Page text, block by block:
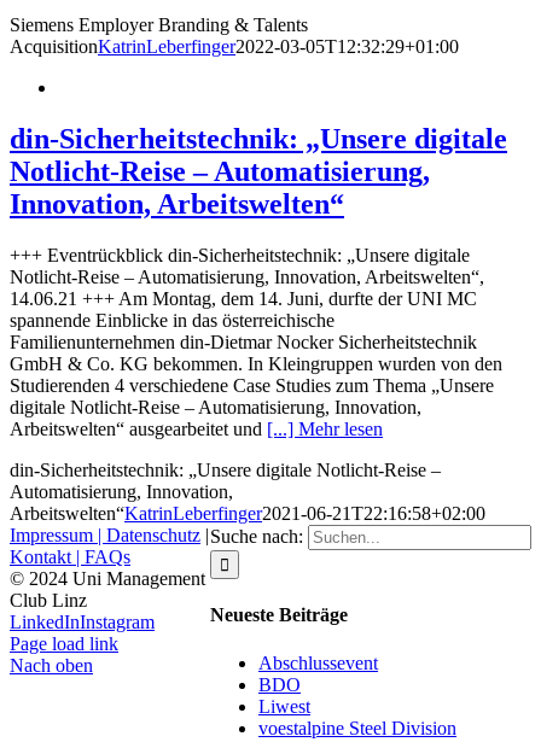
Siemens Employer Branding & Talents
AcquisitionKatrinLeberfinger2022-03-05T12:32:29+01:00
din-Sicherheitstechnik: „Unsere digitale
Notlicht-Reise – Automatisierung,
Innovation, Arbeitswelten“
+++ Eventrückblick din-Sicherheitstechnik: „Unsere digitale
Notlicht-Reise – Automatisierung, Innovation, Arbeitswelten“,
14.06.21 +++ Am Montag, dem 14. Juni, durfte der UNI MC
spannende Einblicke in das österreichische
Familienunternehmen din-Dietmar Nocker Sicherheitstechnik
GmbH & Co. KG bekommen. In Kleingruppen wurden von den
Studierenden 4 verschiedene Case Studies zum Thema „Unsere
digitale Notlicht-Reise – Automatisierung, Innovation,
Arbeitswelten“ ausgearbeitet und [...] Mehr lesen
din-Sicherheitstechnik: „Unsere digitale Notlicht-Reise –
Automatisierung, Innovation,
Arbeitswelten“KatrinLeberfinger2021-06-21T22:16:58+02:00
Suche nach:
Neueste Beiträge
Abschlussevent
BDO
Liwest
voestalpine Steel Division
Impressum | Datenschutz |
Kontakt | FAQs
© 2024 Uni Management
Club Linz
LinkedInInstagram
Page load link
Nach oben